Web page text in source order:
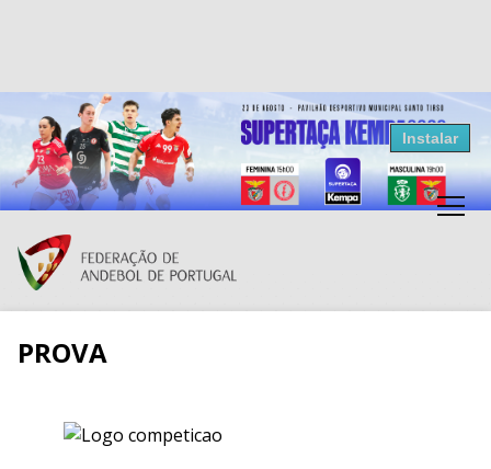
Resultados Andebol
Federação de Andebol de Portugal
Grátis - Disponivel na Play Store
Instalar
PROVA